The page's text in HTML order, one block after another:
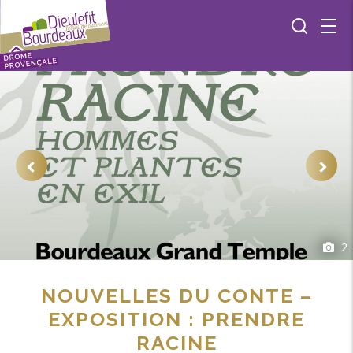
2
NOUVELLES DU CONTE –
EXPOSITION : PRENDRE
RACINE